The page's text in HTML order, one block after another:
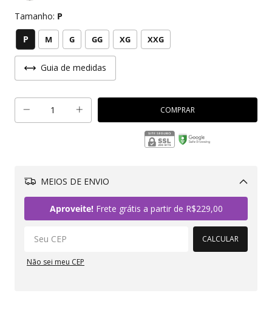
Tamanho: P
P M G GG XG XXG
Guia de medidas
MEIOS DE ENVIO
Aproveite!Frete grátis a partir de R$229,00
CALCULAR
Não sei meu CEP